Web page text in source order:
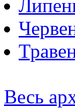
Весь